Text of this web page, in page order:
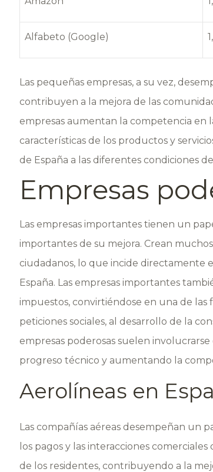
Alfabeto (Google)
Las pequeñas empresas, a su vez,
contribuyen a la mejora de las
empresas aumentan la competencia en
características de los productos y
de España a las diferentes condiciones
Empresas
Las empresas importantes tienen un
importantes de su mejora. Crean
ciudadanos, lo que incide directamente
España. Las empresas importantes
impuestos, convirtiéndose en una de las
peticiones sociales, al desarrollo de la
empresas poderosas suelen
progreso técnico y aumentando la
Aerolíneas en
Las compañías aéreas desempeñan un
los pagos y las interacciones
de los residentes, contribuyendo a la